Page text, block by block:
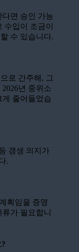
면 승인 가능
입이 조금이
수 있습니다.
로 간주해, 그
년 중위소
게 줄어들었습
갱생 의지가
.
획임을 증명
가 필요합니